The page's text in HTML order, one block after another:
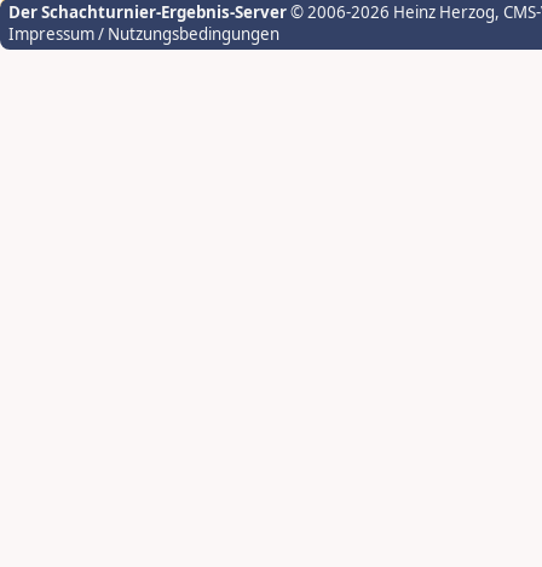
Der Schachturnier-Ergebnis-Server© 2006-2026 Heinz Herzog,
Impressum / Nutzungsbedingungen